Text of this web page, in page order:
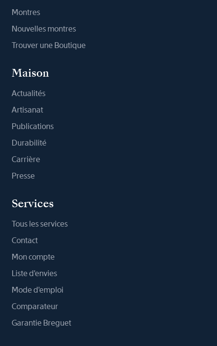
Montres
Nouvelles montres
Trouver une Boutique
Maison
Actualités
Artisanat
Publications
Durabilité
Carrière
Presse
Services
Tous les services
Contact
Mon compte
Liste d'envies
Mode d'emploi
Comparateur
Garantie Breguet